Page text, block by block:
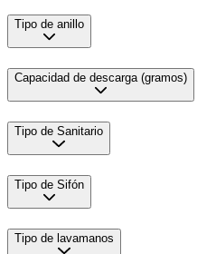
Tipo de anillo
Capacidad de descarga (gramos)
Tipo de Sanitario
Tipo de Sifón
Tipo de lavamanos